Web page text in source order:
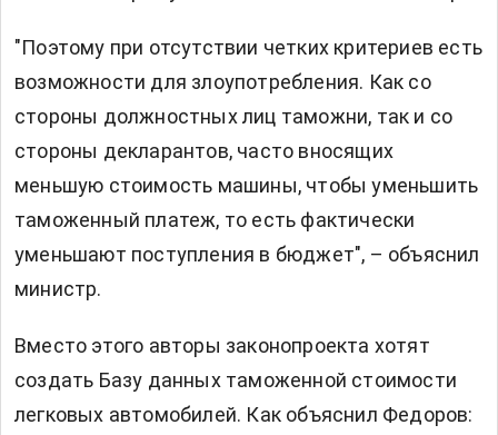
"Поэтому при отсутствии четких критериев есть
возможности для злоупотребления. Как со
стороны должностных лиц таможни, так и со
стороны декларантов, часто вносящих
меньшую стоимость машины, чтобы уменьшить
таможенный платеж, то есть фактически
уменьшают поступления в бюджет", – объяснил
министр.
Вместо этого авторы законопроекта хотят
создать Базу данных таможенной стоимости
легковых автомобилей. Как объяснил Федоров: